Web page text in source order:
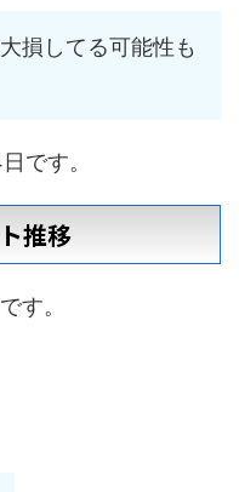
損してる可能性も
です。
推移
す。